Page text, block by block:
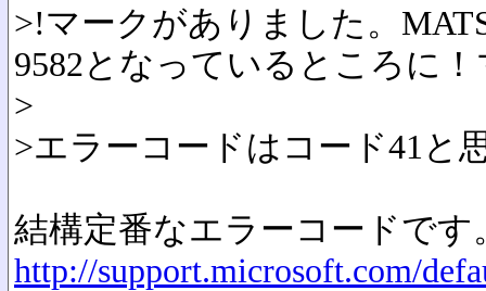
>!マークがありました。
9582となっているところに
>
>エラーコードはコード41と
結構定番なエラーコードです
http://support.microsoft.com/